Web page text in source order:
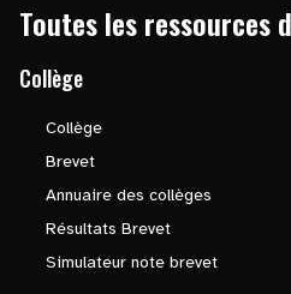
Toutes les ressources
Collège
Collège
Brevet
Annuaire des collèges
Résultats Brevet
Simulateur note brevet